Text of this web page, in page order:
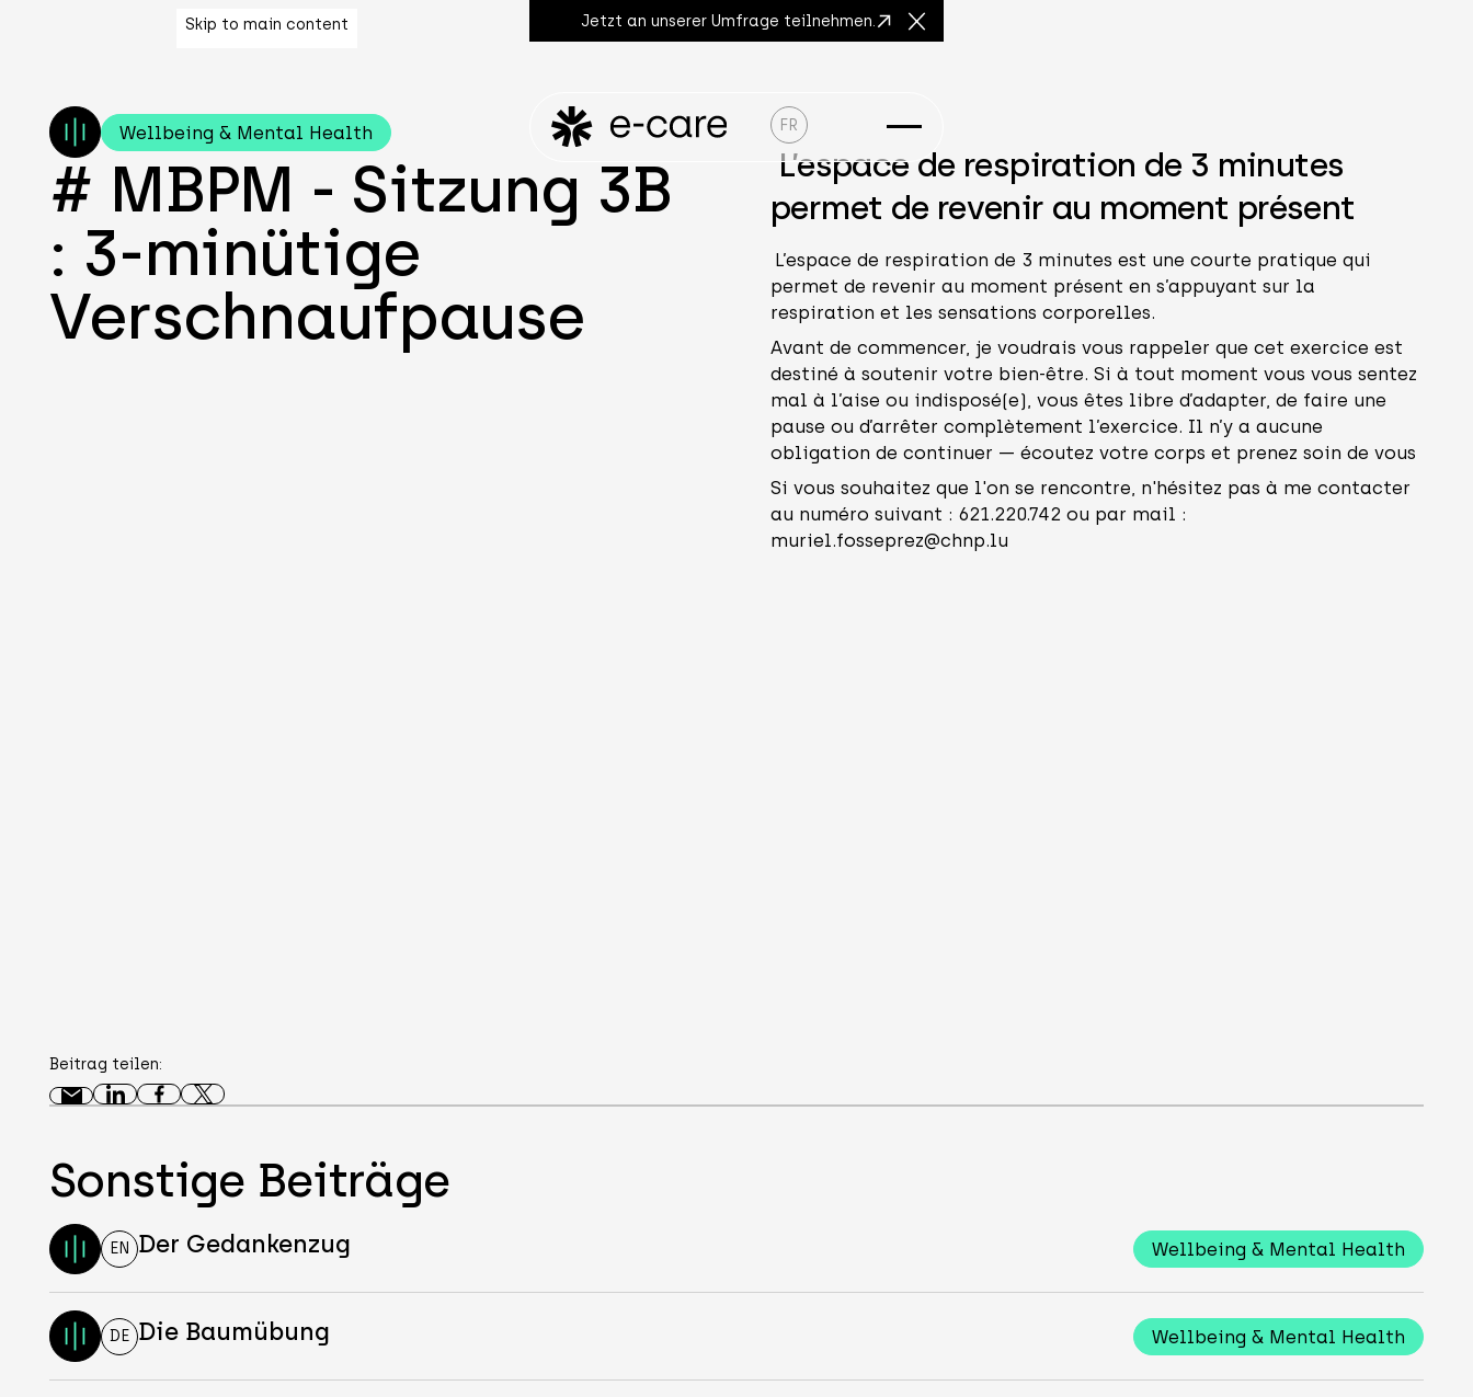
Skip to main content Jetzt an unserer Umfrage teilnehmen.
Close Announcement Banner
Wellbeing & Mental Health
# MBPM - Sitzung 3B
: 3-minütige
Verschnaufpause
FR
L’espace de respiration de 3 minutes
permet de revenir au moment présent
L’espace de respiration de 3 minutes est une courte pratique qui
permet de revenir au moment présent en s’appuyant sur la
respiration et les sensations corporelles.
Avant de commencer, je voudrais vous rappeler que cet exercice est
destiné à soutenir votre bien-être. Si à tout moment vous vous sentez
mal à l’aise ou indisposé(e), vous êtes libre d’adapter, de faire une
pause ou d’arrêter complètement l’exercice. Il n’y a aucune
obligation de continuer — écoutez votre corps et prenez soin de vous
Si vous souhaitez que l'on se rencontre, n'hésitez pas à me contacter
au numéro suivant : 621.220.742 ou par mail :
muriel.fosseprez@chnp.lu
Beitrag teilen:
Sonstige Beiträge
EN Der Gedankenzug Wellbeing & Mental Health
DE Die Baumübung Wellbeing & Mental Health